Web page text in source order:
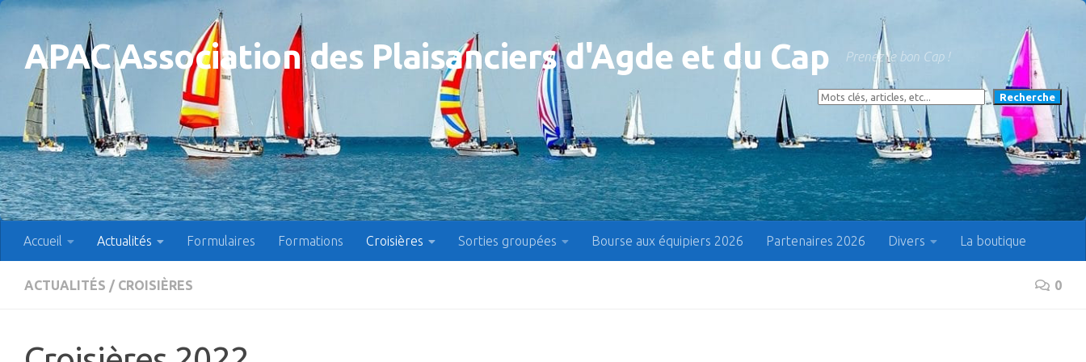
Skip to content
APAC Association des Plaisanciers d'Agde et du Cap Prenez le bon Cap !
Rechercher Recherche
Accueil Actualités Formulaires Formations Croisières Sorties groupées Bourse aux équipiers 2026 Partenaires 2026 Divers La boutique
ACTUALITÉS / CROISIÈRES 0